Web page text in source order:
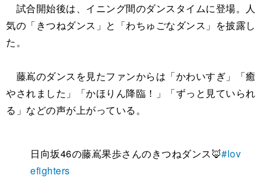
試合開始後は、イニング間のダンスタイムに登場。人
気の「きつねダンス」と「わちゅごなダンス」を披露し
た。
藤嶌のダンスを見たファンからは「かわいすぎ」「癒
やされました」「かほりん降臨！」「ずっと見ていられ
る」などの声が上がっている。
日向坂46の藤嶌果歩さんのきつねダンス🦊#lov
efighters